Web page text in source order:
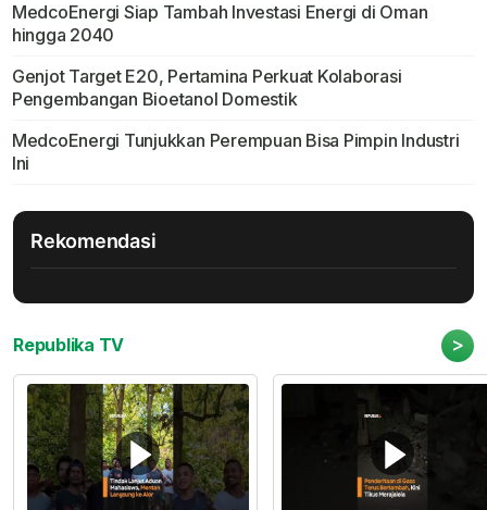
MedcoEnergi Siap Tambah Investasi Energi di Oman
hingga 2040
Genjot Target E20, Pertamina Perkuat Kolaborasi
Pengembangan Bioetanol Domestik
MedcoEnergi Tunjukkan Perempuan Bisa Pimpin Industri
Ini
Rekomendasi
Republika TV >